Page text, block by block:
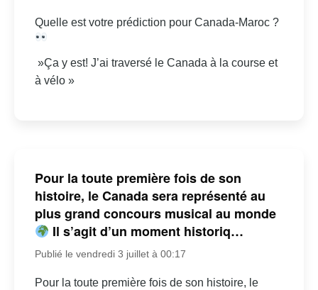
Quelle est votre prédiction pour Canada-Maroc ?
»Ça y est! J’ai traversé le Canada à la course et
à vélo »
Pour la toute première fois de son
histoire, le Canada sera représenté au
plus grand concours musical au monde
Il s’agit d’un moment historiq…
Publié le vendredi 3 juillet à 00:17
Pour la toute première fois de son histoire, le